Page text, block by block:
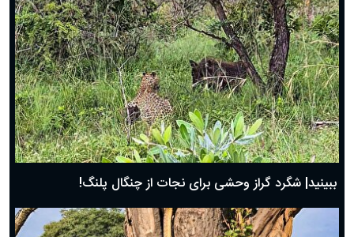
ببینید| شگرد گراز وحشی برای نجات از چنگال پلنگ!